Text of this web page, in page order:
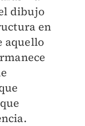
dibujo
en
aquello